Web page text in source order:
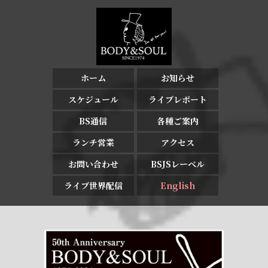
ホーム
お知らせ
スケジュール
ライブレポート
BS通信
各種ご案内
ランチ営業
アクセス
お問い合わせ
BSJSレーベル
ライブ世界配信
English